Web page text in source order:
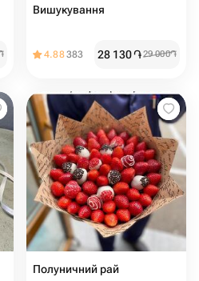
Вишукування
4.88383 28 130֏29 000֏
Полуничний рай